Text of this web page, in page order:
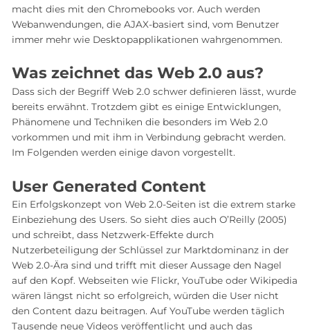
macht dies mit den Chromebooks vor. Auch werden
Webanwendungen, die AJAX-basiert sind, vom Benutzer
immer mehr wie Desktopapplikationen wahrgenommen.
Was zeichnet das Web 2.0 aus?
Dass sich der Begriff Web 2.0 schwer definieren lässt, wurde
bereits erwähnt. Trotzdem gibt es einige Entwicklungen,
Phänomene und Techniken die besonders im Web 2.0
vorkommen und mit ihm in Verbindung gebracht werden.
Im Folgenden werden einige davon vorgestellt.
User Generated Content
Ein Erfolgskonzept von Web 2.0-Seiten ist die extrem starke
Einbeziehung des Users. So sieht dies auch O’Reilly (2005)
und schreibt, dass Netzwerk-Effekte durch
Nutzerbeteiligung der Schlüssel zur Marktdominanz in der
Web 2.0-Ära sind und trifft mit dieser Aussage den Nagel
auf den Kopf. Webseiten wie Flickr, YouTube oder Wikipedia
wären längst nicht so erfolgreich, würden die User nicht
den Content dazu beitragen. Auf YouTube werden täglich
Tausende neue Videos veröffentlicht und auch das